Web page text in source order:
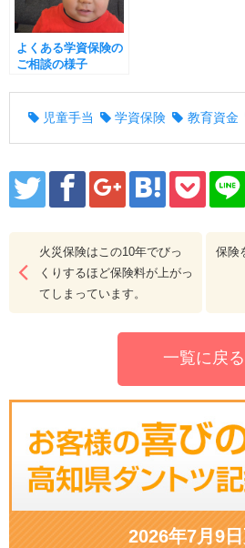
よくある学資保険の
ご相談の様子
児童手当 学資保険 教育資金
火災保険はこの10年でびっ
くりするほど保険料が上がっ
てしまっています。
保険
一覧に戻る
2026年7月9